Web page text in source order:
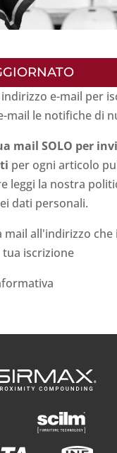
e-mail per
mail le notifiche di
mail SOLO per
per ogni articolo
leggi la nostra
dati personali.
mail all'indirizzo
iscrizione